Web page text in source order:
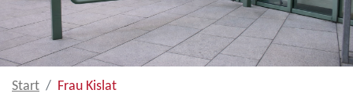
Start Frau Kislat